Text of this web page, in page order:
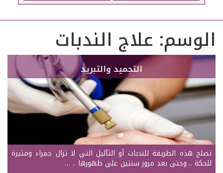
الوسم: علاج الندبات
التجميد والتبريد
تصلح هذه الطريقة للندبات أو الثآليل التي لا تزال حمراء ومثيرة
للحكة .. وحتى بعد مرور سنتين على ظهورها .. …